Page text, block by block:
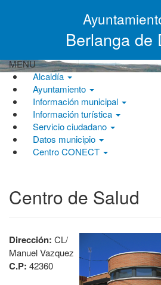
Berlanga de
MENU
Alcaldía
Ayuntamiento
Información municipal
Información turística
Servicio ciudadano
Datos municipio
Centro CONECT
Centro de Salud
Dirección: CL/
Manuel Vazquez
C.P: 42360